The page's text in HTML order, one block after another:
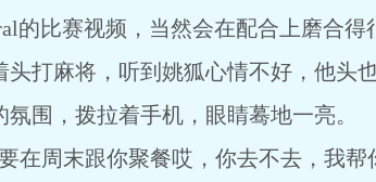
比赛视频，当然会在配合上磨合得
打麻将，听到姚狐心情不好，他头
，拨拉着手机，眼睛蓦地一亮。
周末跟你聚餐哎，你去不去，我帮